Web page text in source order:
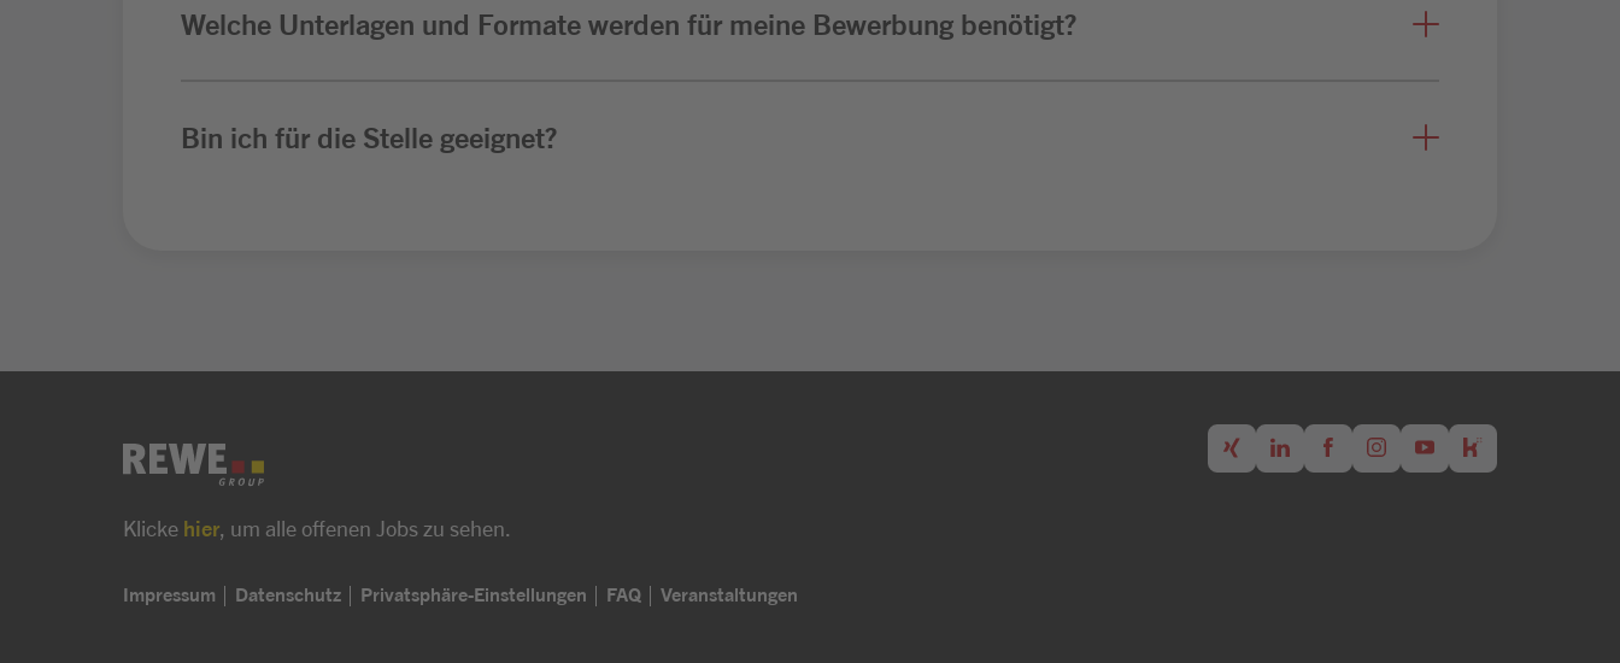
Welche Unterlagen und Formate werden für meine Bewerbung benötigt?
Bin ich für die Stelle geeignet?
Klicke hier , um alle offenen Jobs zu sehen.
Impressum Datenschutz Privatsphäre-Einstellungen FAQ Veranstaltungen